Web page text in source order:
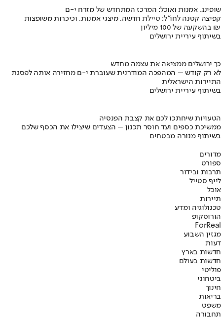
שופינג, אמנות ואוכל: המרכז המתחדש של מזרח י-ם
קפיצה קטנה לחו"ל: טיילת חדשה, מיצגי אמנות, וכיכרות משופצות
בהשקעה של 100 מיליון ₪
בשיתוף עיריית ירושלים
כך ירושלים ממציאה את עצמה מחדש
לא רק קודש – המהפכה המודרנית שעוברת י-ם מחזירה אותה לפסגת
התיירות הישראלית
בשיתוף עיריית ירושלים
הטעויות שיחתכו לכם את קצבת הפנסיה
ממשיכת כספים ועד חוסר תכנון – הצעדים שיצילו את הכסף שלכם
בשיתוף מנורה מבטחים
מדורים
ספורט
תרבות ובידור
לייף סטייל
אוכל
תיירות
טכנולוגיה ומדע
הורוסקופ
ForReal
מגזין השבוע
דעות
חדשות בארץ
חדשות בעולם
פוליטי
ביטחוני
חינוך
בריאות
משפט
תחבורה